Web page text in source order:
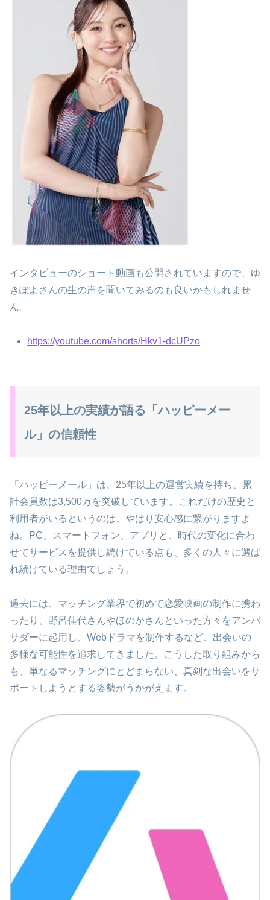
インタビューのショート動画も公開されていますので、ゆ
きぽよさんの生の声を聞いてみるのも良いかもしれませ
ん。
https://youtube.com/shorts/Hkv1-dcUPzo
25年以上の実績が語る「ハッピーメー
ル」の信頼性
「ハッピーメール」は、25年以上の運営実績を持ち、累
計会員数は3,500万を突破しています。これだけの歴史と
利用者がいるというのは、やはり安心感に繋がりますよ
ね。PC、スマートフォン、アプリと、時代の変化に合わ
せてサービスを提供し続けている点も、多くの人々に選ば
れ続けている理由でしょう。
過去には、マッチング業界で初めて恋愛映画の制作に携わ
ったり、野呂佳代さんやほのかさんといった方々をアンバ
サダーに起用し、Webドラマを制作するなど、出会いの
多様な可能性を追求してきました。こうした取り組みから
も、単なるマッチングにとどまらない、真剣な出会いをサ
ポートしようとする姿勢がうかがえます。